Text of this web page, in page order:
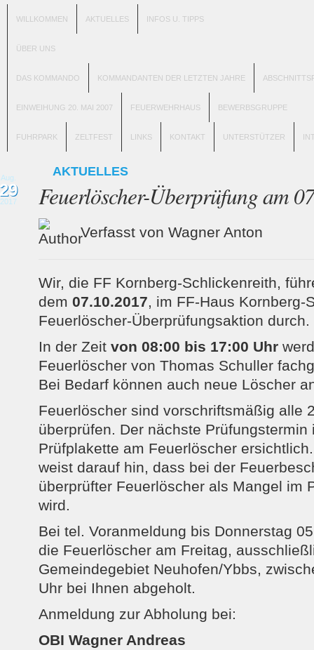
WILLKOMMEN AKTUELLES INFOS U. TIPPS
ÜBER UNS
DAS KOMMANDO KOMMANDANTEN DER LETZTEN JAHRE
EINWEIHUNG 20. MAI 2007 FEUERWEHRHAUS BEWERBSGRUPPE
FUHRPARK ZELTFEST LINKS KONTAKT UNTERSTÜTZER
Aug.
29
2017
AKTUELLES
Feuerlöscher-Überprüfung am
Verfasst von Wagner Anton
Wir, die FF Kornberg-Schlickenreith,
dem 07.10.2017, im FF-Haus Kornberg-
Feuerlöscher-Überprüfungsaktion durch.
In der Zeit von 08:00 bis 17:00 Uhr
Feuerlöscher von Thomas Schuller
Bei Bedarf können auch neue Löscher
Feuerlöscher sind vorschriftsmäßig alle
überprüfen. Der nächste Prüfungstermin
Prüfplakette am Feuerlöscher
weist darauf hin, dass bei der
überprüfter Feuerlöscher als Mangel im
wird.
Bei tel. Voranmeldung bis Donnerstag
die Feuerlöscher am Freitag,
Gemeindegebiet Neuhofen/Ybbs,
Uhr bei Ihnen abgeholt.
Anmeldung zur Abholung bei:
OBI Wagner Andreas